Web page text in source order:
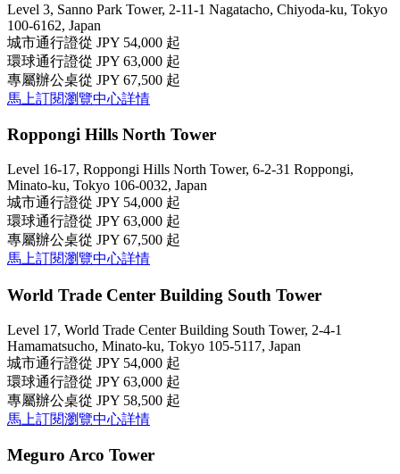
Level 3, Sanno Park Tower, 2-11-1 Nagatacho, Chiyoda-ku, Tokyo
100-6162, Japan
城市通行證從 JPY 54,000 起
環球通行證從 JPY 63,000 起
專屬辦公桌從 JPY 67,500 起
馬上訂閱瀏覽中心詳情
Roppongi Hills North Tower
Level 16-17, Roppongi Hills North Tower, 6-2-31 Roppongi,
Minato-ku, Tokyo 106-0032, Japan
城市通行證從 JPY 54,000 起
環球通行證從 JPY 63,000 起
專屬辦公桌從 JPY 67,500 起
馬上訂閱瀏覽中心詳情
World Trade Center Building South Tower
Level 17, World Trade Center Building South Tower, 2-4-1
Hamamatsucho, Minato-ku, Tokyo 105-5117, Japan
城市通行證從 JPY 54,000 起
環球通行證從 JPY 63,000 起
專屬辦公桌從 JPY 58,500 起
馬上訂閱瀏覽中心詳情
Meguro Arco Tower